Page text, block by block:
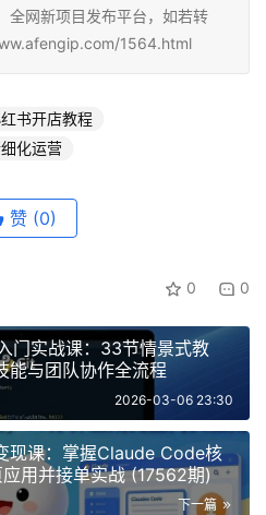
全网新项目发布平台，如若转
1564.html
书开店教程
化运营
赞 (0)
0 0
门实战课：33节情景式教
能与团队协作全流程
2026-03-06 23:30
现课：掌握Claude Code核
用并接单实战 (17562期)
下一篇